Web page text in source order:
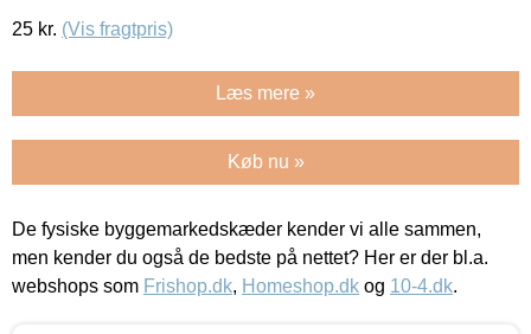
25 kr. (Vis fragtpris)
Læs mere »
Køb nu »
De fysiske byggemarkedskæder kender vi alle sammen,
men kender du også de bedste på nettet? Her er der bl.a.
webshops som Frishop.dk, Homeshop.dk og 10-4.dk.